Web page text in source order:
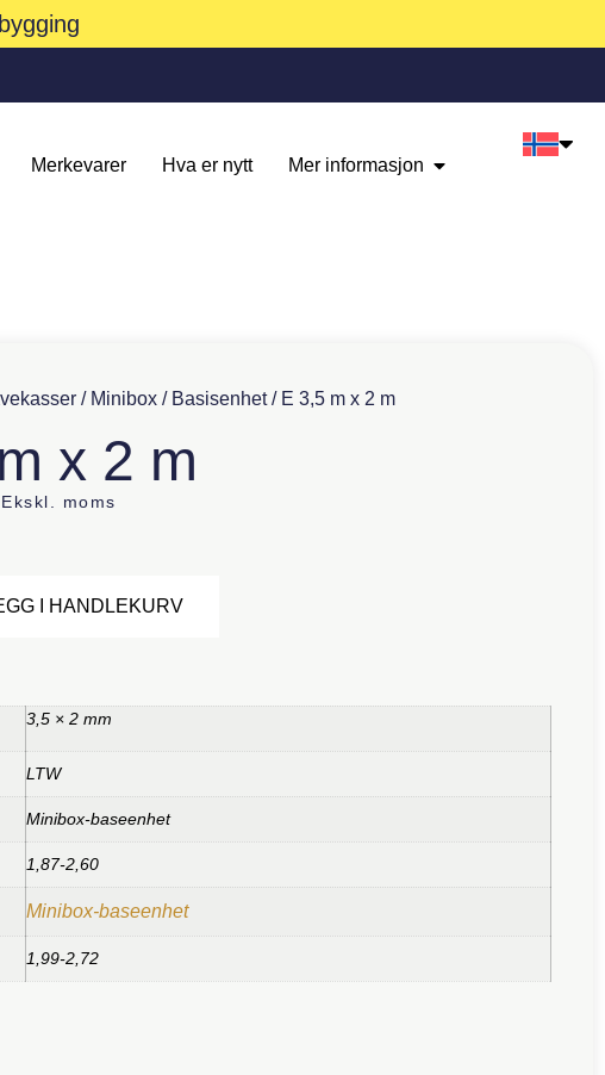
Merkevarer Hva er nytt Mer informasjon
/ Minibox / Basisenhet/ E 3,5 m x 2 m
x 2 m
Ekskl. moms
I HANDLEKURV
3,5 × 2 mm
LTW
Minibox-baseenhet
1,87-2,60
Minibox-baseenhet
1,99-2,72